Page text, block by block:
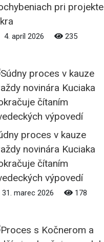
pri projekte
4. apríl 2026 235
proces v kauze
novinára Kuciaka
čítaním
výpovedí
31. marec 2026 178